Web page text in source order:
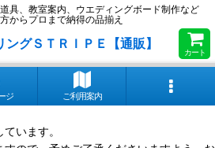
具、教室案内、ウエディングボード制作など
からプロまで納得の品揃え
グＳＴＲＩＰＥ【通販】
カート
ジ ご利用案内
います。